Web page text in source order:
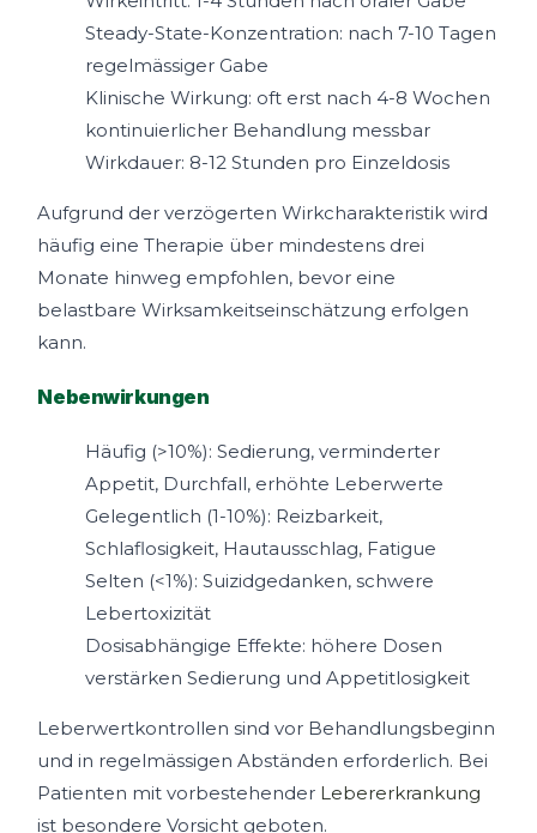
Steady-State-Konzentration: nach 7-10 Tagen
regelmässiger Gabe
Klinische Wirkung: oft erst nach 4-8 Wochen
kontinuierlicher Behandlung messbar
Wirkdauer: 8-12 Stunden pro Einzeldosis
Aufgrund der verzögerten Wirkcharakteristik wird
häufig eine Therapie über mindestens drei
Monate hinweg empfohlen, bevor eine
belastbare Wirksamkeitseinschätzung erfolgen
kann.
Nebenwirkungen
Häufig (>10%): Sedierung, verminderter
Appetit, Durchfall, erhöhte Leberwerte
Gelegentlich (1-10%): Reizbarkeit,
Schlaflosigkeit, Hautausschlag, Fatigue
Selten (<1%): Suizidgedanken, schwere
Lebertoxizität
Dosisabhängige Effekte: höhere Dosen
verstärken Sedierung und Appetitlosigkeit
Leberwertkontrollen sind vor Behandlungsbeginn
und in regelmässigen Abständen erforderlich. Bei
Patienten mit vorbestehender Lebererkrankung
ist besondere Vorsicht geboten.